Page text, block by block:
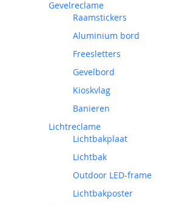
Gevelreclame
Raamstickers
Aluminium bord
Freesletters
Gevelbord
Kioskvlag
Banieren
Lichtreclame
Lichtbakplaat
Lichtbak
Outdoor LED-frame
Lichtbakposter